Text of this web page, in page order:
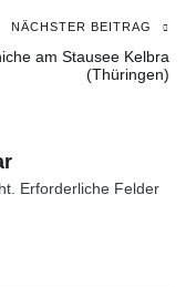
NÄCHSTER BEITRAG
am Stausee Kelbra
(Thüringen)
Erforderliche Felder